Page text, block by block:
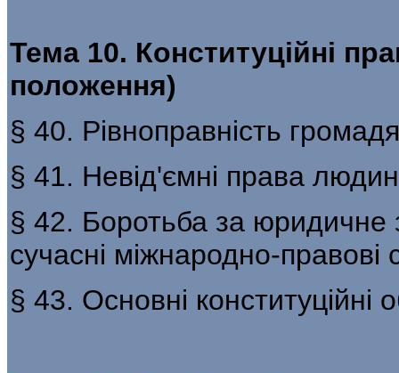
Тема 10. Конституційні
положення)
§ 40. Рівноправність
§ 41. Невід'ємні права
§ 42. Боротьба за юридичне
сучасні міжнародно-
§ 43. Основні конституційні